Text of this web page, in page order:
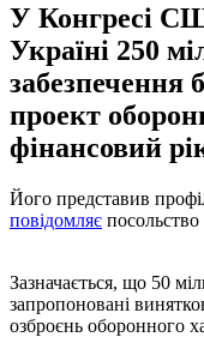
У Конгресі
Україні 250
забезпечення
проект
фінансовий
Його представив
повідомляє
Зазначається, що 50
запропоновані
озброєнь оборонного